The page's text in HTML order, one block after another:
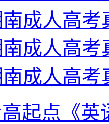
南成人高
南成人高
南成人高
起点《英